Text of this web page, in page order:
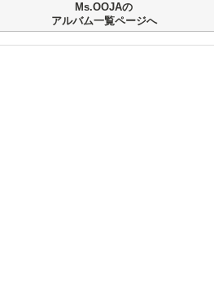
Ms.OOJAの
アルバム一覧ページへ